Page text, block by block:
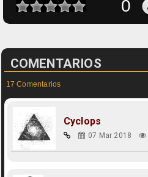
COMENTARIOS
17 Comentarios
Cyclops
07 Mar 2018